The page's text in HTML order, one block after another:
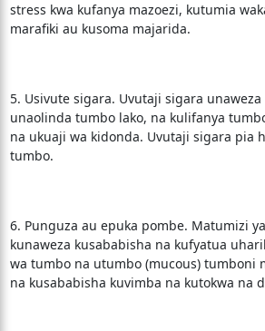
stress kwa kufanya mazoezi, kutumia
marafiki au kusoma majarida.
5. Usivute sigara. Uvutaji sigara
unaolinda tumbo lako, na kulifanya
na ukuaji wa kidonda. Uvutaji sigara pia
tumbo.
6. Punguza au epuka pombe. Matumizi
kunaweza kusababisha na kufyatua
wa tumbo na utumbo (mucous) tumboni
na kusababisha kuvimba na kutokwa na